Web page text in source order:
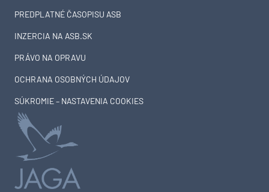
PREDPLATNÉ ČASOPISU ASB
INZERCIA NA ASB.SK
PRÁVO NA OPRAVU
OCHRANA OSOBNÝCH ÚDAJOV
SÚKROMIE – NASTAVENIA COOKIES